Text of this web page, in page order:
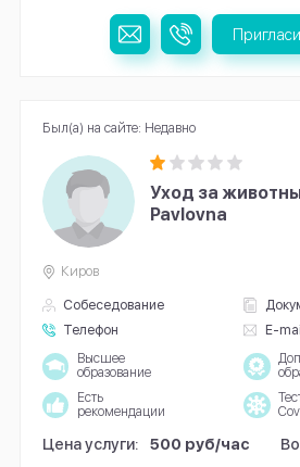
Уход за
Pavlovna
Собеседование
Телефон
E-
Киров
Высшее
образование
Есть
рекомендации
Цена услуги: 500 руб/час
Был(а) на сайте: Недавно